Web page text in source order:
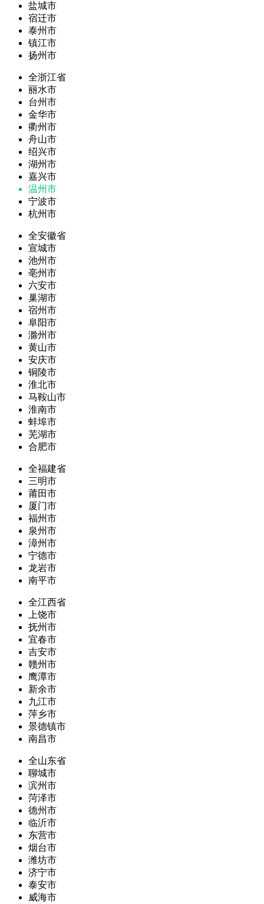
盐城市
宿迁市
泰州市
镇江市
扬州市
全浙江省
丽水市
台州市
金华市
衢州市
舟山市
绍兴市
湖州市
嘉兴市
温州市
宁波市
杭州市
全安徽省
宣城市
池州市
亳州市
六安市
巢湖市
宿州市
阜阳市
滁州市
黄山市
安庆市
铜陵市
淮北市
马鞍山市
淮南市
蚌埠市
芜湖市
合肥市
全福建省
三明市
莆田市
厦门市
福州市
泉州市
漳州市
宁德市
龙岩市
南平市
全江西省
上饶市
抚州市
宜春市
吉安市
赣州市
鹰潭市
新余市
九江市
萍乡市
景德镇市
南昌市
全山东省
聊城市
滨州市
菏泽市
德州市
临沂市
东营市
烟台市
潍坊市
济宁市
泰安市
威海市